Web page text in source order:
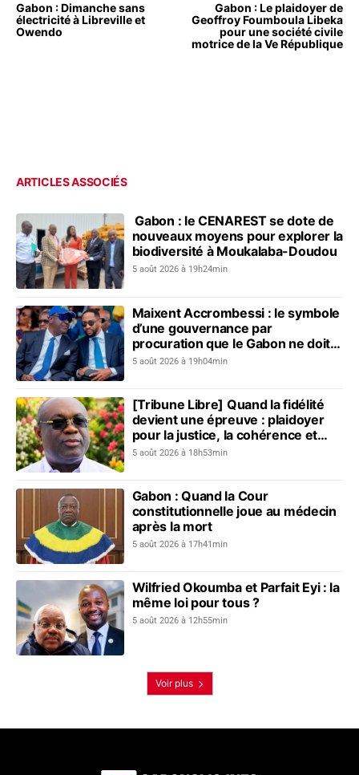
Gabon : Dimanche sans
électricité à Libreville et
Owendo
Gabon : Le plaidoyer de
Geoffroy Foumboula Libeka
pour une société civile
motrice de la Ve République
ARTICLES ASSOCIÉS
Gabon : le CENAREST se dote de
nouveaux moyens pour explorer la
biodiversité à Moukalaba-Doudou
5 août 2026 à 19h24min
Maixent Accrombessi : le symbole
d’une gouvernance par
procuration que le Gabon ne doit
plus revivre
5 août 2026 à 19h04min
[Tribune Libre] Quand la fidélité
devient une épreuve : plaidoyer
pour la justice, la cohérence et
l’unité nationale
5 août 2026 à 18h53min
Gabon : Quand la Cour
constitutionnelle joue au médecin
après la mort
5 août 2026 à 17h41min
Wilfried Okoumba et Parfait Eyi : la
même loi pour tous ?
5 août 2026 à 12h55min
Voir plus